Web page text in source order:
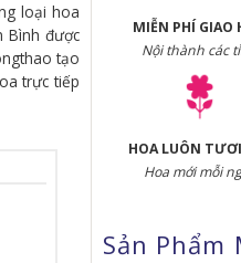
loại hoa
Bình được
tạo
trực tiếp
MIỄN PHÍ GIAO
Nội thành các
HOA LUÔN
Hoa mới mỗi
Sản Phẩm